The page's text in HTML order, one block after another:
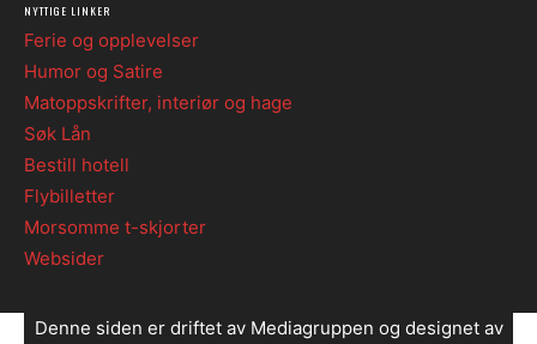
NYTTIGE LINKER
Ferie og opplevelser
Humor og Satire
Matoppskrifter, interiør og hage
Søk Lån
Bestill hotell
Flybilletter
Morsomme t-skjorter
Websider
Denne siden er driftet av Mediagruppen og designet av